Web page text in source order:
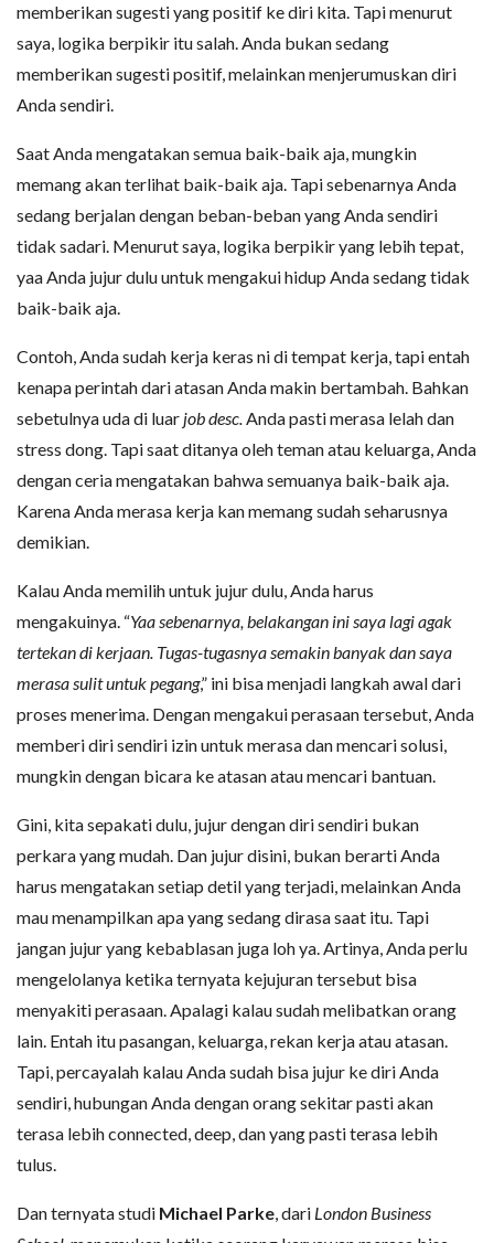
memberikan sugesti yang positif ke diri kita. Tapi menurut
saya, logika berpikir itu salah. Anda bukan sedang
memberikan sugesti positif, melainkan menjerumuskan diri
Anda sendiri.
Saat Anda mengatakan semua baik-baik aja, mungkin
memang akan terlihat baik-baik aja. Tapi sebenarnya Anda
sedang berjalan dengan beban-beban yang Anda sendiri
tidak sadari. Menurut saya, logika berpikir yang lebih tepat,
yaa Anda jujur dulu untuk mengakui hidup Anda sedang tidak
baik-baik aja.
Contoh, Anda sudah kerja keras ni di tempat kerja, tapi entah
kenapa perintah dari atasan Anda makin bertambah. Bahkan
sebetulnya uda di luar job desc.Anda pasti merasa lelah dan
stress dong. Tapi saat ditanya oleh teman atau keluarga, Anda
dengan ceria mengatakan bahwa semuanya baik-baik aja.
Karena Anda merasa kerja kan memang sudah seharusnya
demikian.
Kalau Anda memilih untuk jujur dulu, Anda harus
mengakuinya. “Yaa sebenarnya, belakangan ini saya lagi agak
tertekan di kerjaan. Tugas-tugasnya semakin banyak dan saya
merasa sulit untuk pegang,” ini bisa menjadi langkah awal dari
proses menerima. Dengan mengakui perasaan tersebut, Anda
memberi diri sendiri izin untuk merasa dan mencari solusi,
mungkin dengan bicara ke atasan atau mencari bantuan.
Gini, kita sepakati dulu, jujur dengan diri sendiri bukan
perkara yang mudah. Dan jujur disini, bukan berarti Anda
harus mengatakan setiap detil yang terjadi, melainkan Anda
mau menampilkan apa yang sedang dirasa saat itu. Tapi
jangan jujur yang kebablasan juga loh ya. Artinya, Anda perlu
mengelolanya ketika ternyata kejujuran tersebut bisa
menyakiti perasaan. Apalagi kalau sudah melibatkan orang
lain. Entah itu pasangan, keluarga, rekan kerja atau atasan.
Tapi, percayalah kalau Anda sudah bisa jujur ke diri Anda
sendiri, hubungan Anda dengan orang sekitar pasti akan
terasa lebih connected, deep, dan yang pasti terasa lebih
tulus.
Dan ternyata studi Michael Parke, dari London Business